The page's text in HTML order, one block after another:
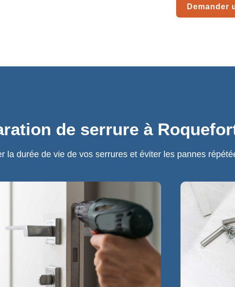
Demander
de serrure à
durée de vie de vos serrures et éviter les pannes